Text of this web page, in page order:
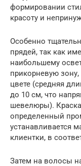
формировании
красоту и
Особенно
прядей, так как
наибольшему
прикорневую
цвете (средняя
до 10 см, что
шевелюры). Краска
определенный
устанавливается
клиентки, в
Затем на волосы